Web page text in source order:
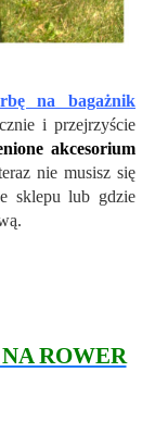
na bagażnik
i przejrzyście
akcesorium
nie musisz się
sklepu lub gdzie
ROWER